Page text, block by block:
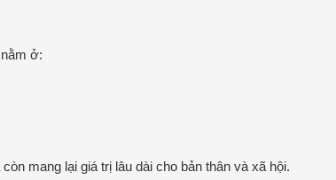
ở:
mang lại giá trị lâu dài cho bản thân và xã hội.